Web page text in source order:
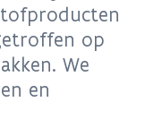
op
We
en